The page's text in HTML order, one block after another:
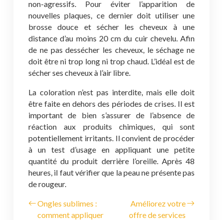
non-agressifs. Pour éviter l’apparition de
nouvelles plaques, ce dernier doit utiliser une
brosse douce et sécher les cheveux à une
distance d’au moins 20 cm du cuir chevelu. Afin
de ne pas dessécher les cheveux, le séchage ne
doit être ni trop long ni trop chaud. L’idéal est de
sécher ses cheveux à l’air libre.
La coloration n’est pas interdite, mais elle doit
être faite en dehors des périodes de crises. Il est
important de bien s’assurer de l’absence de
réaction aux produits chimiques, qui sont
potentiellement irritants. Il convient de procéder
à un test d’usage en appliquant une petite
quantité du produit derrière l’oreille. Après 48
heures, il faut vérifier que la peau ne présente pas
de rougeur.
Ongles sublimes :
comment appliquer
Améliorez votre
offre de services